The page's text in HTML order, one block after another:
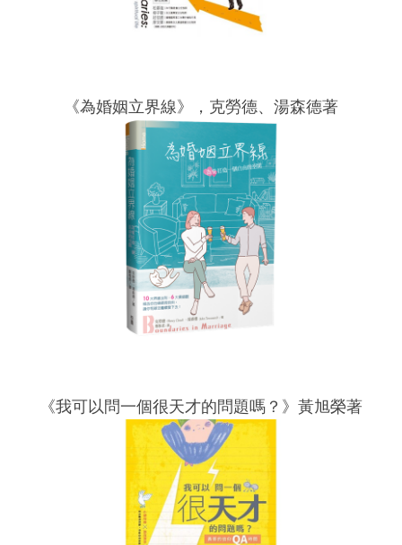
《為婚姻立界線》，克勞德、湯森德著
《我可以問一個很天才的問題嗎？》黃旭榮著